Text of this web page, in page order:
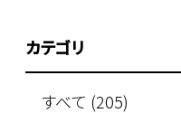
カテゴリ
すべて (205)